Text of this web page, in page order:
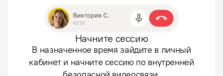
Начните сессию
В назначенное время зайдите в личный
кабинет и начните сессию по внутренней